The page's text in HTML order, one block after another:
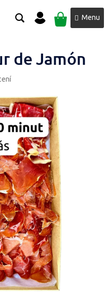
NÁKUPNÍ
KOŠÍK
de Jamón